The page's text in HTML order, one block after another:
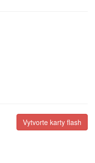
Vytvorte karty flash